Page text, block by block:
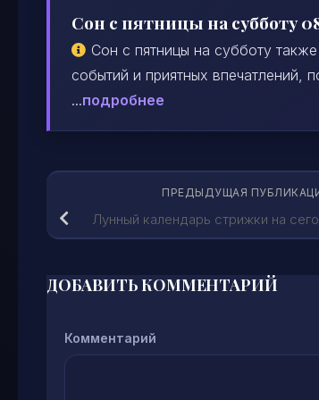
Сон с пятницы на субботу
Сон с пятницы на субботу
событий и приятных
...подробнее
ПРЕДЫДУЩАЯ
Лунный календарь стрижки на
ДОБАВИТЬ КОММЕНТАРИЙ
Комментарий